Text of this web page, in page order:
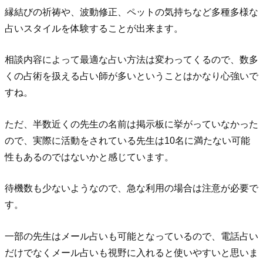
縁結びの祈祷や、波動修正、ペットの気持ちなど多種多様な
占いスタイルを体験することが出来ます。
相談内容によって最適な占い方法は変わってくるので、数多
くの占術を扱える占い師が多いということはかなり心強いで
すね。
ただ、半数近くの先生の名前は掲示板に挙がっていなかった
ので、実際に活動をされている先生は10名に満たない可能
性もあるのではないかと感じています。
待機数も少ないようなので、急な利用の場合は注意が必要で
す。
一部の先生はメール占いも可能となっているので、電話占い
だけでなくメール占いも視野に入れると使いやすいと思いま